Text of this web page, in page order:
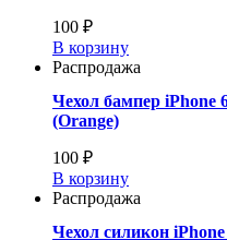
100 ₽
В корзину
Распродажа
Чехол бампер iPhone
(Orange)
100 ₽
В корзину
Распродажа
Чехол силикон